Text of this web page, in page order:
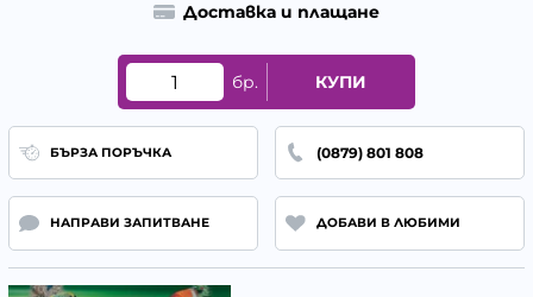
Доставка и плащане
бр. КУПИ
БЪРЗА ПОРЪЧКА (0879) 801 808
НАПРАВИ ЗАПИТВАНЕ ДОБАВИ В ЛЮБИМИ